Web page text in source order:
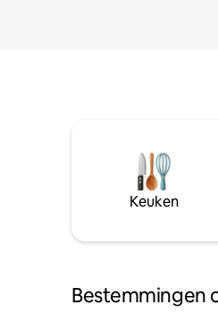
Keuken
Bestemmingen